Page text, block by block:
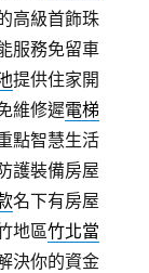
高級首飾珠
服務免留車
提供住家開
維修遲電梯
點智慧生活
護裝備房屋
名下有房屋
地區竹北當
決你的資金